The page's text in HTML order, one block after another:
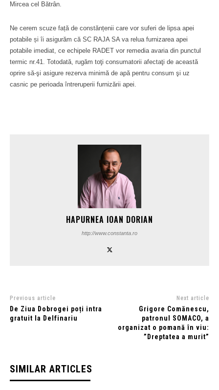
Mircea cel Bătrân.
Ne cerem scuze față de constănțenii care vor suferi de lipsa apei
potabile și îi asigurăm că SC RAJA SA va relua furnizarea apei
potabile imediat, ce echipele RADET vor remedia avaria din punctul
termic nr.41. Totodată, rugăm toţi consumatorii afectaţi de această
oprire să-şi asigure rezerva minimă de apă pentru consum şi uz
casnic pe perioada întreruperii furnizării apei.
HAPURNEA IOAN DORIAN
http://www.constanta.ro
Previous article
De Ziua Dobrogei poți intra
gratuit la Delfinariu
Next article
Grigore Comănescu,
patronul SOMACO, a
organizat o pomană în viu:
”Dreptatea a murit”
SIMILAR ARTICLES